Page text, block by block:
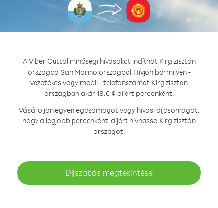
A Viber Outtal minőségi hívásokat indíthat Kirgizisztán
országba San Marino országból.Hívjon bármilyen -
vezetékes vagy mobil - telefonszámot Kirgizisztán
országban akár 18.0 ¢ díjért percenként.
Vásároljon egyenlegcsomagot vagy hívási díjcsomagot,
hogy a legjobb percenkénti díjért hívhassa Kirgizisztán
országot.
Díjszabás megtekintése